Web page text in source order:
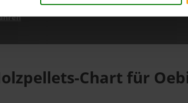
Chart für